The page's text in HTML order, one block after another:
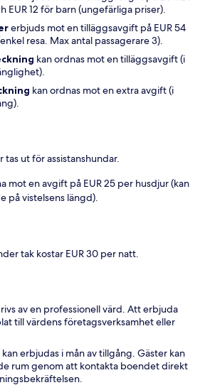
EUR 12 för barn (ungefärliga priser).
erbjuds mot en tilläggsavgift på EUR 54
resa. Max antal passagerare 3).
kan ordnas mot en tilläggsavgift (i
kan ordnas mot en extra avgift (i
tas ut för assistanshundar.
mot en avgift på EUR 25 per husdjur (kan
på vistelsens längd).
tak kostar EUR 30 per natt.
av en professionell värd. Att erbjuda
till värdens företagsverksamhet eller
erbjudas i mån av tillgång. Gäster kan
rum genom att kontakta boendet direkt